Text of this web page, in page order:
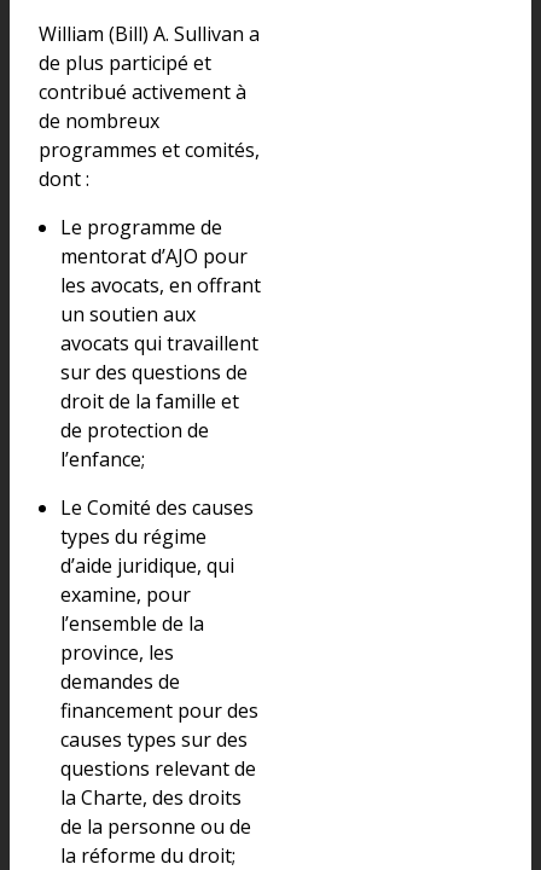
William (Bill) A. Sullivan a
de plus participé et
contribué activement à
de nombreux
programmes et comités,
dont :
Le programme de
mentorat d’AJO pour
les avocats, en offrant
un soutien aux
avocats qui travaillent
sur des questions de
droit de la famille et
de protection de
l’enfance;
Le Comité des causes
types du régime
d’aide juridique, qui
examine, pour
l’ensemble de la
province, les
demandes de
financement pour des
causes types sur des
questions relevant de
la Charte, des droits
de la personne ou de
la réforme du droit;